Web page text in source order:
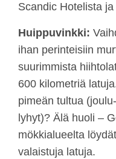
Scandic Hotelista
Huippuvinkki:
ihan perinteisiin
suurimmista
600 kilometriä
pimeän tultua
lyhyt)? Älä huoli –
mökkialueelta
valaistuja latuja.